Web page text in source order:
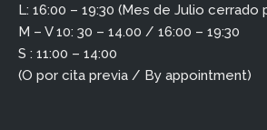
L: 16:00 – 19:30 (Mes de Julio cerrado
M – V 10: 30 – 14.00 / 16:00 – 19:30
S : 11:00 – 14:00
(O por cita previa / By appointment)